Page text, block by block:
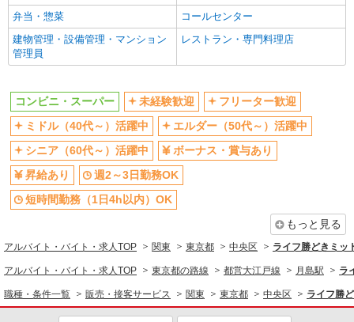
コンビニ・スーパー
同じ特徴から求人を探す
未経験歓迎
ミドル（40代～）活躍中
短時間勤務（1日4h以内）OK
扶養内勤務OK
交通費支給
弁当・惣菜
コールセンター
建物管理・設備管理・マンション
管理員
レストラン・専門料理店
コンビニ・スーパー 未経験歓迎
フリーター歓迎
ミドル（40代～）活躍中
エルダー（50代～）活躍中
シニア（60代～）活躍中
ボーナス・賞与あり
昇給あり
週2～3日勤務OK
短時間勤務（1日4h以内）OK
もっと見る
アルバイト・バイト・求人TOP 関東 東京都 中央区 ライフ勝どきミッ
アルバイト・バイト・求人TOP 東京都の路線 都営大江戸線 月島駅 ラ
職種・条件一覧 販売・接客サービス 関東 東京都 中央区 ライフ勝